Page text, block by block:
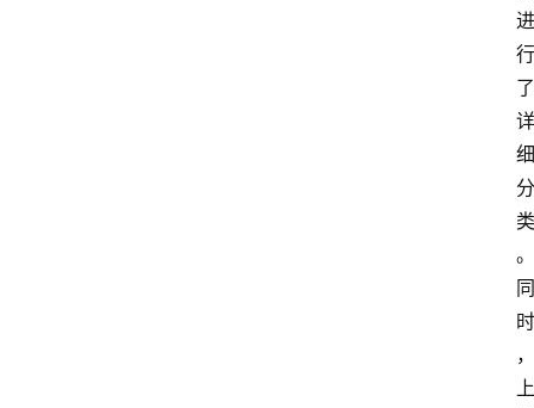
进
行
了
详
细
分
类
。
同
时
，
上